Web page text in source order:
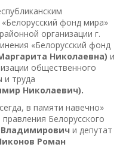
фонд мира»
организации г.
«Белорусский фонд
Николаевна) и
общественного
и труда
Николаевич).
в памяти навечно»
Белорусского
и депутат
Роман